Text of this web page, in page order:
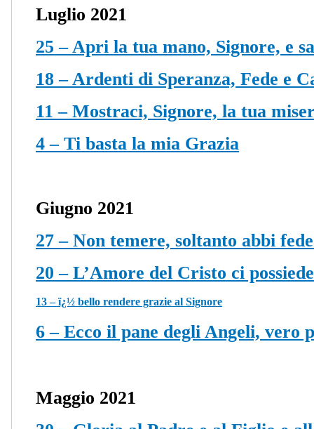
Luglio 2021
25 – Apri la tua mano, Signore, e
18 – Ardenti di Speranza, Fede e
11 – Mostraci, Signore, la tua
4 – Ti basta la mia Grazia
Giugno 2021
27 – Non temere, soltanto abbi
20 – L’Amore del Cristo ci possiede
13 –ï¿½ bello rendere grazie al Signore
6 – Ecco il pane degli Angeli, vero
Maggio 2021